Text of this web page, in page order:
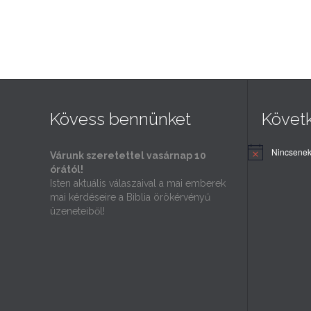
Kövess bennünket
Várunk szeretettel vasárnap 10
órától!
Isten aktuális válaszaival a mai emberek
mai kérdéseire a Biblia örökérvényű
üzeneteiből!